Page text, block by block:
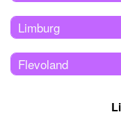
Limburg
Flevoland